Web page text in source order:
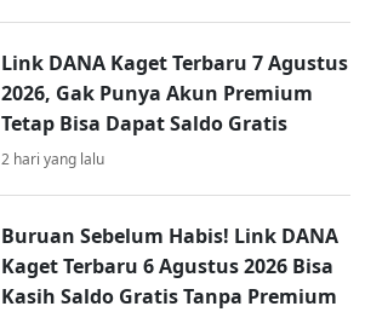
Link DANA Kaget Terbaru 7 Agustus
2026, Gak Punya Akun Premium
Tetap Bisa Dapat Saldo Gratis
2 hari yang lalu
Buruan Sebelum Habis! Link DANA
Kaget Terbaru 6 Agustus 2026 Bisa
Kasih Saldo Gratis Tanpa Premium